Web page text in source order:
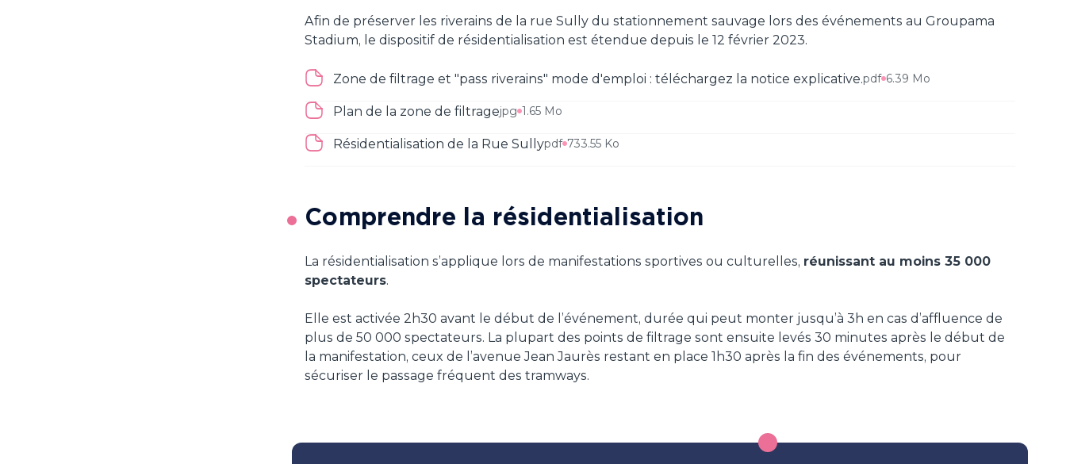
Afin de préserver les riverains de la rue Sully du stationnement sauvage lors des événements au Groupama
Stadium, le dispositif de résidentialisation est étendue depuis le 12 février 2023.
Zone de filtrage et "pass riverains" mode d'emploi : téléchargez la notice explicative.pdf 6.39 Mo
Plan de la zone de filtragejpg 1.65 Mo
Résidentialisation de la Rue Sullypdf 733.55 Ko
Comprendre la résidentialisation
La résidentialisation s’applique lors de manifestations sportives ou culturelles, réunissant au moins 35 000
spectateurs.
Elle est activée 2h30 avant le début de l’événement, durée qui peut monter jusqu’à 3h en cas d’affluence de
plus de 50 000 spectateurs. La plupart des points de filtrage sont ensuite levés 30 minutes après le début de
la manifestation, ceux de l’avenue Jean Jaurès restant en place 1h30 après la fin des événements, pour
sécuriser le passage fréquent des tramways.